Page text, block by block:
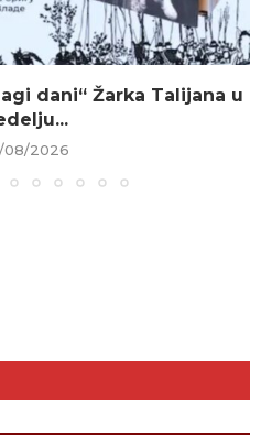
dani“ Žarka Talijana u
08/2026